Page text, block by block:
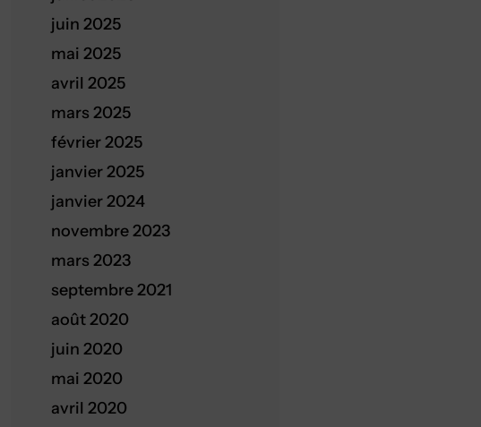
juin 2025
mai 2025
avril 2025
mars 2025
février 2025
janvier 2025
janvier 2024
novembre 2023
mars 2023
septembre 2021
août 2020
juin 2020
mai 2020
avril 2020